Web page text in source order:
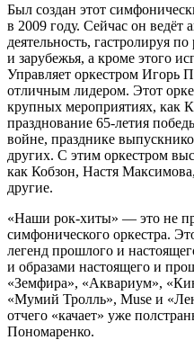
Был создан этот
в 2009 году. Сейчас он ведёт
деятельность, гастролируя
и зарубежья, а кроме этого
Управляет оркестром Игорь
отличным лидером. Этот
крупных мероприятиях, как
празднование 65-летия
войне, празднике
других. С этим оркестром
как Кобзон, Настя
другие.
«Наши рок-хиты» — это не
симфонического оркестра.
легенд прошлого и
и образами настоящего и
«Земфира», «Аквариум»,
«Мумий Тролль», Muse и
отчего «качает» уже
Пономаренко.